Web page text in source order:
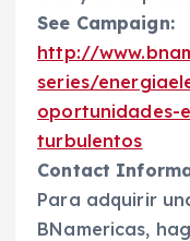
See Campaign:
http://
series/
oportunidades-
turbulentos
Contact
Para adquirir
BNamericas,